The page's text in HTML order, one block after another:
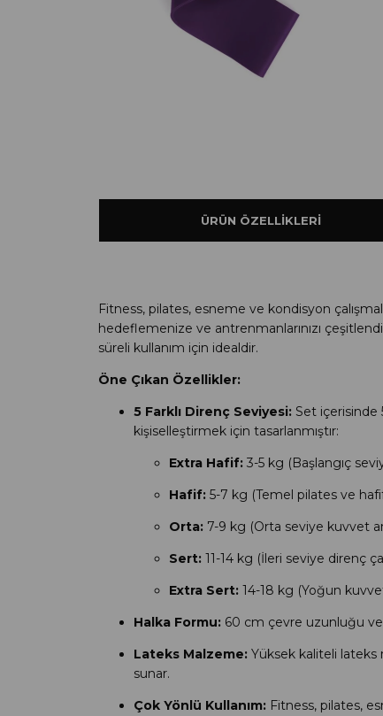
ÜRÜN ÖZELLIKLERI
Fitness, pilates, esneme ve kondisyon
hedeflemenize ve antrenmanlarınızı
süreli kullanım için idealdir.
Öne Çıkan Özellikler:
5 Farklı Direnç Seviyesi:Set içerisinde
kişiselleştirmek için tasarlanmıştır:
Extra Hafif:3-5 kg (Başlangıç
Hafif:5-7 kg (Temel pilates ve hafif
Orta:7-9 kg (Orta seviye kuvvet
Sert:11-14 kg (İleri seviye direnç
Extra Sert:14-18 kg (Yoğun kuvvet
Halka Formu:60 cm çevre uzunluğu ve
Lateks Malzeme:Yüksek kaliteli lateks
sunar.
Çok Yönlü Kullanım:Fitness, pilates,